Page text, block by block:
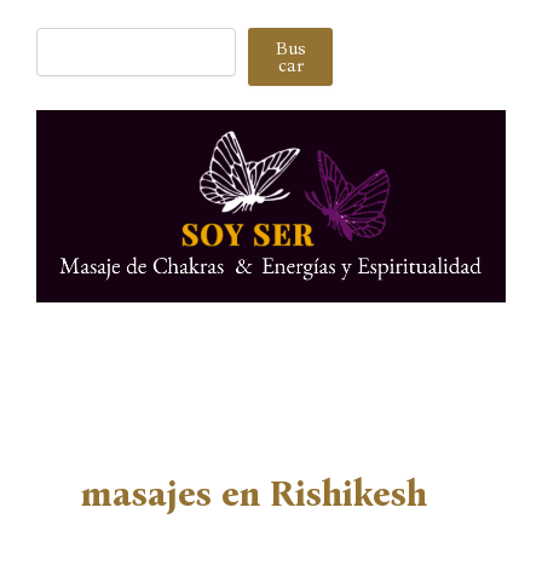
Buscar Bus
car
masajes en Rishikesh